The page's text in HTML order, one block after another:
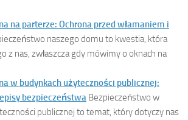
na parterze: Ochrona przed włamaniem i
naszego domu to kwestia, która
z nas, zwłaszcza gdy mówimy o oknach na
w budynkach użyteczności publicznej:
bezpieczeństwa Bezpieczeństwo w
publicznej to temat, który dotyczy nas